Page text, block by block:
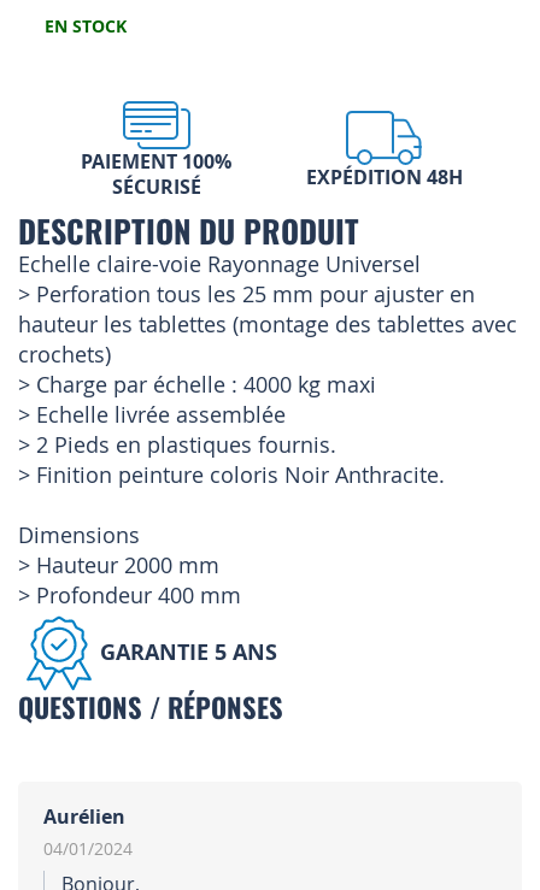
EN STOCK
PAIEMENT 100%
SÉCURISÉ
EXPÉDITION 48H
DESCRIPTION DU PRODUIT
Echelle claire-voie Rayonnage Universel
> Perforation tous les 25 mm pour ajuster en
hauteur les tablettes (montage des tablettes avec
crochets)
> Charge par échelle : 4000 kg maxi
> Echelle livrée assemblée
> 2 Pieds en plastiques fournis.
> Finition peinture coloris Noir Anthracite.
Dimensions
> Hauteur 2000 mm
> Profondeur 400 mm
GARANTIE 5 ANS
QUESTIONS / RÉPONSES
Aurélien
04/01/2024
Bonjour,